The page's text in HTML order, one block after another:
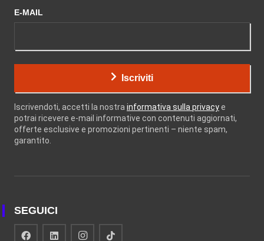
E-MAIL
Iscriviti
Iscrivendoti, accetti la nostrainformativa sulla privacye
potrai ricevere e-mail informative con contenuti aggiornati,
offerte esclusive e promozioni pertinenti – niente spam,
garantito.
SEGUICI